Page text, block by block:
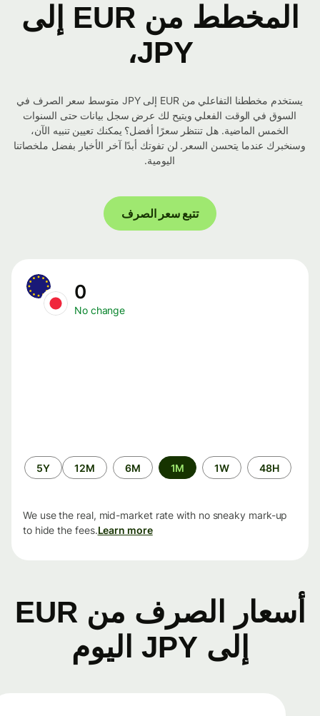
المخطط من EUR إلى
JPY،
يستخدم مخططنا التفاعلي من EUR إلى JPY متوسط ​​سعر الصرف في
السوق في الوقت الفعلي ويتيح لك عرض سجل بيانات حتى السنوات
الخمس الماضية. هل تنتظر سعرًا أفضل؟ يمكنك تعيين تنبيه الآن،
وسنخبرك عندما يتحسن السعر. لن تفوتك أبدًا آخر الأخبار بفضل ملخصاتنا
اليومية.
تتبع سعر الصرف
No change
الفترة
الزمنية
48H
1W
1M
6M
12M
5Y
We use the real, mid-market rate with no sneaky mark-up
to hide the fees.Learn more
أسعار الصرف من EUR
إلى JPY اليوم